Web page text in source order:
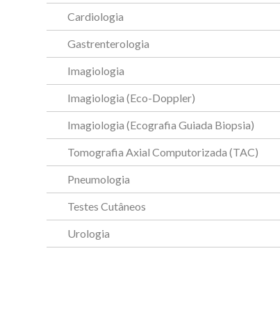
Cardiologia
Gastrenterologia
Imagiologia
Imagiologia (Eco-Doppler)
Imagiologia (Ecografia Guiada Biopsia)
Tomografia Axial Computorizada (TAC)
Pneumologia
Testes Cutâneos
Urologia